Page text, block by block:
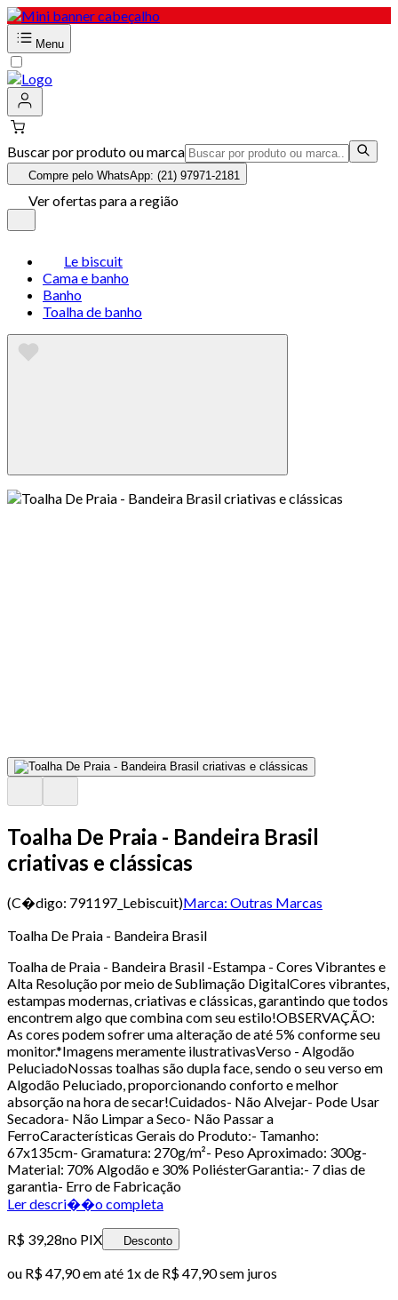
Menu
Buscar por produto ou marca
Compre pelo WhatsApp: (21) 97971-2181
Ver ofertas para a região
Le biscuit
Cama e banho
Banho
Toalha de banho
Toalha De Praia - Bandeira Brasil
criativas e clássicas
(C�digo: 791197_Lebiscuit)Marca: Outras Marcas
Toalha De Praia - Bandeira Brasil
Toalha de Praia - Bandeira Brasil -Estampa - Cores Vibrantes e
Alta Resolução por meio de Sublimação DigitalCores vibrantes,
estampas modernas, criativas e clássicas, garantindo que todos
encontrem algo que combina com seu estilo!OBSERVAÇÃO:
As cores podem sofrer uma alteração de até 5% conforme seu
monitor.*Imagens meramente ilustrativasVerso - Algodão
PeluciadoNossas toalhas são dupla face, sendo o seu verso em
Algodão Peluciado, proporcionando conforto e melhor
absorção na hora de secar!Cuidados- Não Alvejar- Pode Usar
Secadora- Não Limpar a Seco- Não Passar a
FerroCaracterísticas Gerais do Produto:- Tamanho:
67x135cm- Gramatura: 270g/m²- Peso Aproximado: 300g-
Material: 70% Algodão e 30% PoliésterGarantia:- 7 dias de
garantia- Erro de Fabricação
Ler descri��o completa
R$ 39,28no PIX Desconto
ou R$ 47,90em até 1x de R$ 47,90sem juros